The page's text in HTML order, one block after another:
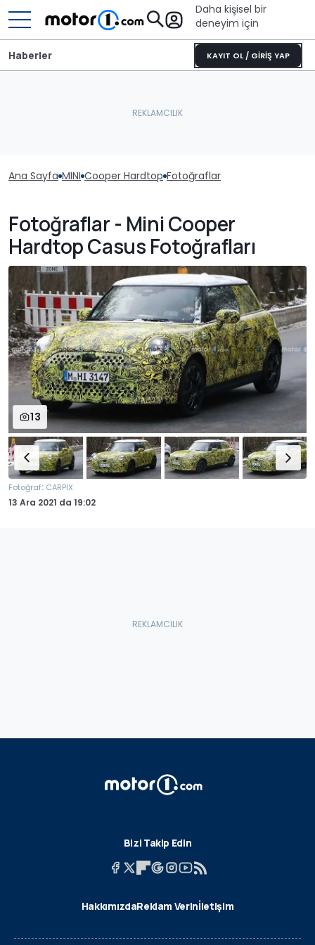
Daha kişisel bir
deneyim için
KAYIT OL / GİRİŞ YAP
Haberler
Ana Sayfa MINI Cooper Hardtop Fotoğraflar
Fotoğraflar - Mini Cooper
Hardtop Casus Fotoğrafları
13
Fotoğraf: CARPIX
13 Ara 2021 da 19:02
Bizi Takip Edin
HakkımızdaReklam Verinİletişim